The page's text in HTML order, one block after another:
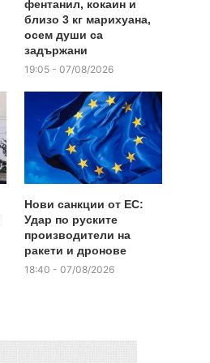
фентанил, кокаин и
близо 3 кг марихуана,
осем души са
задържани
19:05 - 07/08/2026
Нови санкции от ЕС:
Удар по руските
производители на
ракети и дронове
18:40 - 07/08/2026